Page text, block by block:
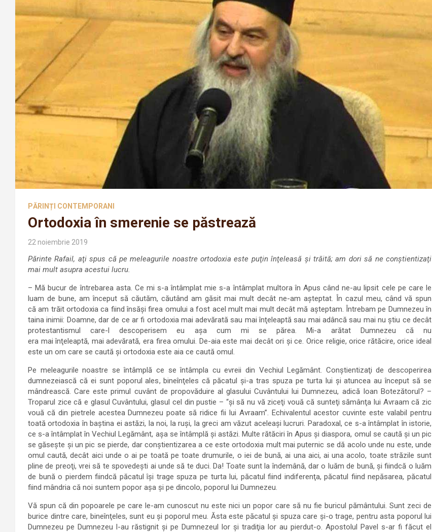
PĂRINȚI CONTEMPORANI
Ortodoxia în smerenie se păstrează
22 noiembrie 2019
Părinte Rafail, aţi spus că pe meleagurile noastre ortodoxia este puţin înţeleasă şi trăită; am dori să ne conştientizaţi
mai mult asupra acestui lucru.
– Mă bucur de întrebarea asta. Ce mi s-a întâmplat mie s-a întâmplat multora în Apus când ne-au lipsit cele pe care le
luam de bune, am început să căutăm, căutând am găsit mai mult decât ne-am aşteptat. În cazul meu, când vă spun
că am trăit ortodoxia ca fiind însăşi firea omului a fost acel mult mai mult decât mă aşteptam. Întrebam pe Dumnezeu în
taina inimii: Doamne, dar de ce ar fi ortodoxia mai adevărată sau mai înţeleaptă sau mai adâncă sau mai nu ştiu ce decât
protestantismul care-l descoperisem eu aşa cum mi se părea. Mi-a arătat Dumnezeu că nu
era mai înţeleaptă, mai adevărată, era firea omului. De-aia este mai decât ori şi ce. Orice religie, orice rătăcire, orice ideal
este un om care se caută şi ortodoxia este aia ce caută omul.
Pe meleagurile noastre se întâmplă ce se întâmpla cu evreii din Vechiul Legământ. Conştientizaţi de descoperirea
dumnezeiască că ei sunt poporul ales, bineînţeles că păcatul şi-a tras spuza pe turta lui şi atuncea au început să se
mândrească. Care este primul cuvânt de propovăduire al glasului Cuvântului lui Dumnezeu, adică Ioan Botezătorul? –
Troparul zice că e glasul Cuvântului, glasul cel din pustie – “şi să nu vă ziceţi vouă că sunteţi sămânţa lui Avraam că zic
vouă că din pietrele acestea Dumnezeu poate să ridice fii lui Avraam”. Echivalentul acestor cuvinte este valabil pentru
toată ortodoxia în baştina ei astăzi, la noi, la ruşi, la greci am văzut aceleaşi lucruri. Paradoxal, ce s-a întâmplat în istorie,
ce s-a întâmplat în Vechiul Legământ, aşa se întâmplă şi astăzi. Multe rătăciri în Apus şi diaspora, omul se caută şi un pic
se găseşte şi un pic se pierde, dar conştientizarea a ce este ortodoxia mult mai puternic se dă acolo unde nu este, unde
omul caută, decât aici unde o ai pe toată pe toate drumurile, o iei de bună, ai una aici, ai una acolo, toate străzile sunt
pline de preoţi, vrei să te spovedeşti ai unde să te duci. Da! Toate sunt la îndemână, dar o luăm de bună, şi fiindcă o luăm
de bună o pierdem fiindcă păcatul îşi trage spuza pe turta lui, păcatul fiind indiferenţa, păcatul fiind nepăsarea, păcatul
fiind mândria că noi suntem popor aşa şi pe dincolo, poporul lui Dumnezeu.
Vă spun că din popoarele pe care le-am cunoscut nu este nici un popor care să nu fie buricul pământului. Sunt zeci de
burice dintre care, bineînţeles, sunt eu şi poporul meu. Ăsta este păcatul şi spuza care şi-o trage, pentru asta poporul lui
Dumnezeu pe Dumnezeu l-au răstignit şi pe Dumnezeul lor şi tradiţia lor au pierdut-o. Apostolul Pavel s-ar fi făcut el